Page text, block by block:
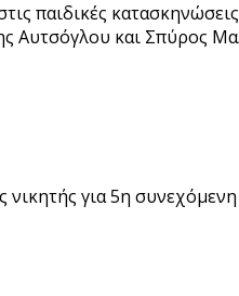
παιδικές
Αυτσόγλου και Σπύρος
για 5η